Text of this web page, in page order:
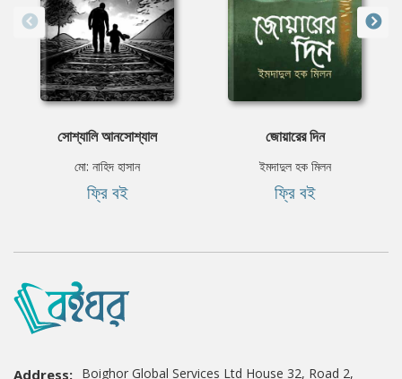
সোশ্যালি আনসোশ্যাল
মো: নাহিদ হাসান
ফ্রি বই
জোয়ারের দিন
ইমদাদুল হক মিলন
ফ্রি বই
Address: Boighor Global Services Ltd House 32, Road 2,